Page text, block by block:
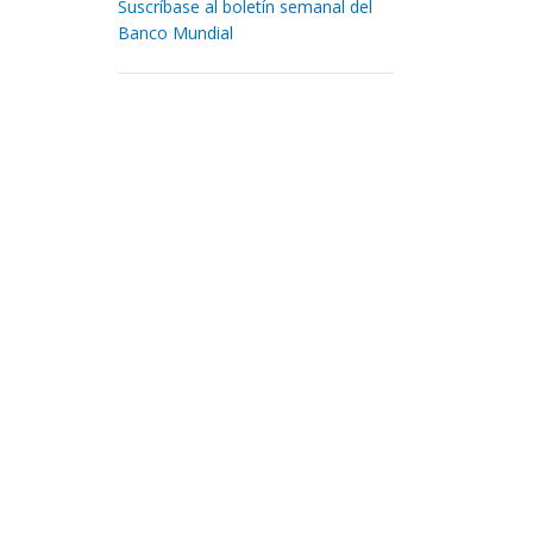
Suscríbase al boletín semanal del
Banco Mundial